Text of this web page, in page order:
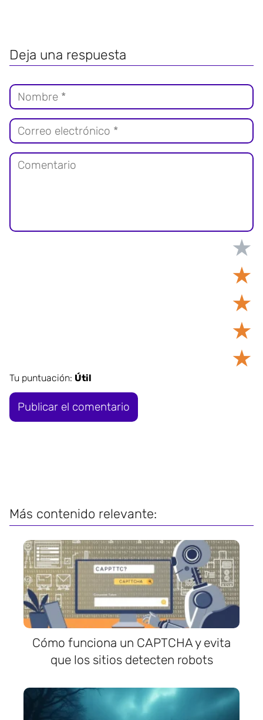
Deja una respuesta
★
★
★
★
★
Tu puntuación: Útil
Más contenido relevante:
Cómo funciona un CAPTCHA y evita
que los sitios detecten robots